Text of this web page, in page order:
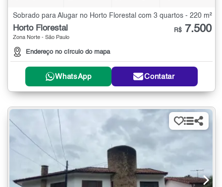
Sobrado para Alugar no Horto Florestal com 3 quartos - 220 m²
Horto Florestal
Zona Norte - São Paulo
Endereço no círculo do mapa
R$ 7.500
WhatsApp Contatar